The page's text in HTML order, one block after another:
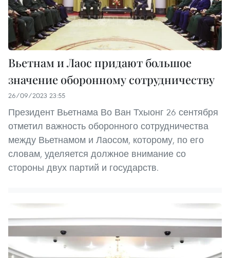
Вьетнам и Лаос придают большое
значение оборонному сотрудничеству
26/09/2023 23:55
Президент Вьетнама Во Ван Тхыонг 26 сентября
отметил важность оборонного сотрудничества
между Вьетнамом и Лаосом, которому, по его
словам, уделяется должное внимание со
стороны двух партий и государств.